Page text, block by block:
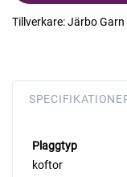
Tillverkare:Järbo Garn
Plaggtyp
koftor